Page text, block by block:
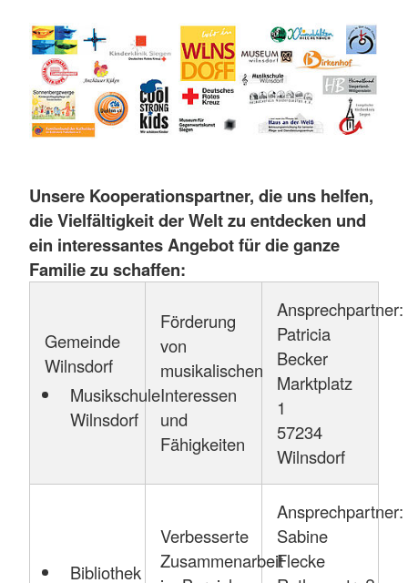
Unsere Kooperationspartner, die uns helfen,
die Vielfältigkeit der Welt zu entdecken und
ein interessantes Angebot für die ganze
Familie zu schaffen:
Gemeinde
Wilnsdorf
Musikschule
Wilnsdorf
Förderung
von
musikalischen
Interessen
und
Fähigkeiten
Ansprechpartner:
Patricia
Becker
Marktplatz
1
57234
Wilnsdorf
Bibliothek
Verbesserte
Zusammenarbeit
Ansprechpartner:
Sabine
Flecke